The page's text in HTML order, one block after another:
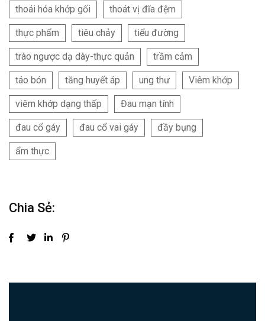
thoái hóa khớp gối thoát vị đĩa đệm
thực phẩm tiêu chảy tiểu đường
trào ngược dạ dày-thực quản trầm cảm
táo bón tăng huyết áp ung thư Viêm khớp
viêm khớp dạng thấp Đau mạn tính
đau cổ gáy đau cổ vai gáy đầy bụng
ẩm thực
Chia Sẻ: